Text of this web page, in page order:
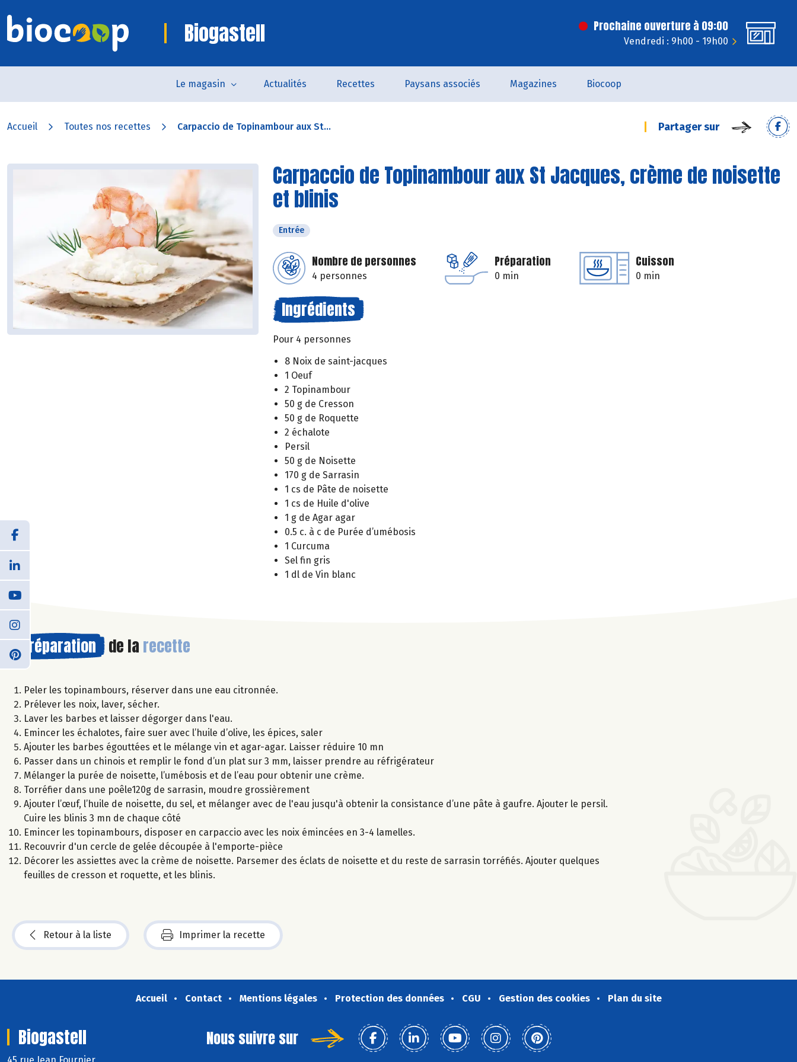
Biogastell Prochaine ouverture à 09:00
Vendredi : 9h00 - 19h00
Le magasin Actualités Recettes Paysans associés Magazines Biocoop
Accueil Toutes nos recettes Carpaccio de Topinambour aux St... Partager sur
Carpaccio de Topinambour aux St Jacques, crème de noisette
et blinis
Entrée
Nombre de personnes
4 personnes
Préparation
0 min
Cuisson
0 min
Ingrédients
Pour 4 personnes
8 Noix de saint-jacques
1 Oeuf
2 Topinambour
50 g de Cresson
50 g de Roquette
2 échalote
Persil
50 g de Noisette
170 g de Sarrasin
1 cs de Pâte de noisette
1 cs de Huile d'olive
1 g de Agar agar
0.5 c. à c de Purée d’umébosis
1 Curcuma
Sel fin gris
1 dl de Vin blanc
Préparation de la recette
Peler les topinambours, réserver dans une eau citronnée.
Prélever les noix, laver, sécher.
Laver les barbes et laisser dégorger dans l'eau.
Emincer les échalotes, faire suer avec l’huile d’olive, les épices, saler
Ajouter les barbes égouttées et le mélange vin et agar-agar. Laisser réduire 10 mn
Passer dans un chinois et remplir le fond d’un plat sur 3 mm, laisser prendre au réfrigérateur
Mélanger la purée de noisette, l’umébosis et de l’eau pour obtenir une crème.
Torréfier dans une poêle120g de sarrasin, moudre grossièrement
Ajouter l’œuf, l’huile de noisette, du sel, et mélanger avec de l'eau jusqu'à obtenir la consistance d’une pâte à gaufre. Ajouter le persil.
Cuire les blinis 3 mn de chaque côté
Emincer les topinambours, disposer en carpaccio avec les noix émincées en 3-4 lamelles.
Recouvrir d'un cercle de gelée découpée à l'emporte-pièce
Décorer les assiettes avec la crème de noisette. Parsemer des éclats de noisette et du reste de sarrasin torréfiés. Ajouter quelques
feuilles de cresson et roquette, et les blinis.
Retour à la liste Imprimer la recette
Accueil Contact Mentions légales Protection des données CGU Gestion des cookies Plan du site
Biogastell
45 rue Jean Fournier
Nous suivre sur